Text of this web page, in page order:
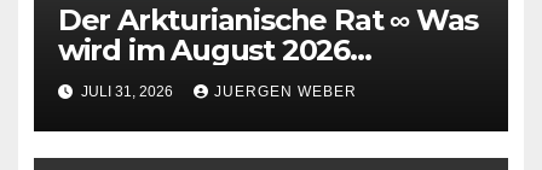
Der Arkturianische Rat ∞ Was
wird im August 2026
geschehen?
JULI 31, 2026 JUERGEN WEBER